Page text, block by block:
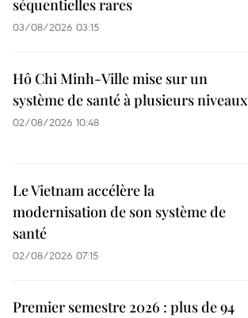
séquentielles rares
03/08/2026 03:15
Hô Chi Minh-Ville mise sur un
système de santé à plusieurs niveaux
02/08/2026 10:48
Le Vietnam accélère la
modernisation de son système de
santé
02/08/2026 07:15
Premier semestre 2026 : plus de 94